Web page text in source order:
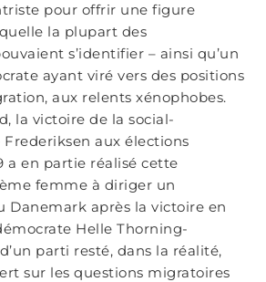
pour offrir une figure
la plupart des
s’identifier – ainsi qu’un
ayant viré vers des positions
aux relents xénophobes.
la victoire de la social-
aux élections
a en partie réalisé cette
femme à diriger un
Danemark après la victoire en
Helle Thorning-
parti resté, dans la réalité,
sur les questions migratoires